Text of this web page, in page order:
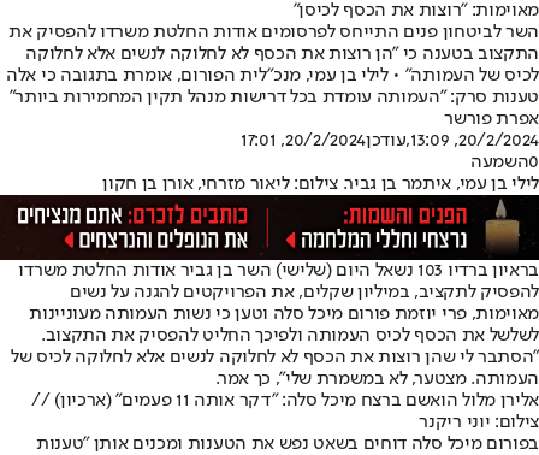
מאוימות: "רוצות את הכסף לכיסן"
השר לביטחון פנים התייחס לפרסומים אודות החלטת משרדו להפסיק את
התקצוב בטענה כי "הן רוצות את הכסף לא לחלוקה לנשים אלא לחלוקה
לכיס של העמותה" • לילי בן עמי, מנכ"לית הפורום, אומרת בתגובה כי אלה
טענות סרק: "העמותה עומדת בכל דרישות מנהל תקין המחמירות ביותר"
אפרת פורשר
20/2/2024, 13:09
,עודכן20/2/2024, 17:01
0השמעה
לילי בן עמי, איתמר בן גביר. צילום: ליאור מזרחי, אורן בן חקון
בראיון ברדיו 103 נשאל היום (שלישי) השר בן גביר אודות החלטת משרדו
להפסיק לתקציב, במיליון שקלים, את הפרויקטים להגנה על נשים
מאוימות, פרי יוזמת פורום מיכל סלה וטען כי נשות העמותה מעוניינות
לשלשל את הכסף לכיס העמותה ולפיכך החליט להפסיק את התקצוב.
"הסתבר לי שהן רוצות את הכסף לא לחלוקה לנשים אלא לחלוקה לכיס של
העמותה. מצטער, לא במשמרת שלי", כך אמר.
אלירן מלול הואשם ברצח מיכל סלה: "דקר אותה 11 פעמים" (ארכיון) //
צילום: יוני ריקנר
בפורום מיכל סלה דוחים בשאט נפש את הטענות ומכנים אותן "טענות